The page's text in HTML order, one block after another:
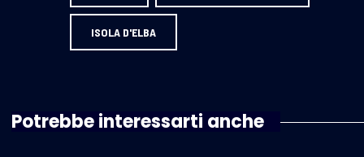
ISOLA D'ELBA
Potrebbe interessarti anche